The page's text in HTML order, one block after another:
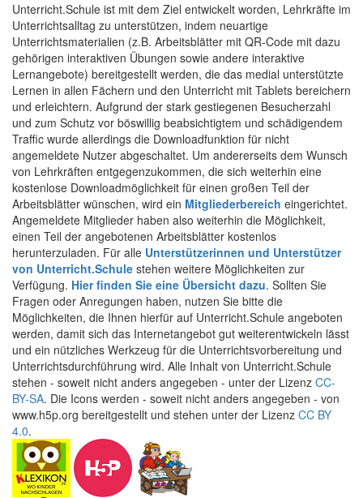
Unterricht.Schule ist mit dem Ziel entwickelt worden, Lehrkräfte im
Unterrichtsalltag zu unterstützen, indem neuartige
Unterrichtsmaterialien (z.B. Arbeitsblätter mit QR-Code mit dazu
gehörigen interaktiven Übungen sowie andere interaktive
Lernangebote) bereitgestellt werden, die das medial unterstützte
Lernen in allen Fächern und den Unterricht mit Tablets bereichern
und erleichtern. Aufgrund der stark gestiegenen Besucherzahl
und zum Schutz vor böswillig beabsichtigtem und schädigendem
Traffic wurde allerdings die Downloadfunktion für nicht
angemeldete Nutzer abgeschaltet. Um andererseits dem Wunsch
von Lehrkräften entgegenzukommen, die sich weiterhin eine
kostenlose Downloadmöglichkeit für einen großen Teil der
Arbeitsblätter wünschen, wird ein Mitgliederbereich eingerichtet.
Angemeldete Mitglieder haben also weiterhin die Möglichkeit,
einen Teil der angebotenen Arbeitsblätter kostenlos
herunterzuladen. Für alle Unterstützerinnen und Unterstützer
von Unterricht.Schule stehen weitere Möglichkeiten zur
Verfügung. Hier finden Sie eine Übersicht dazu. Sollten Sie
Fragen oder Anregungen haben, nutzen Sie bitte die
Möglichkeiten, die Ihnen hierfür auf Unterricht.Schule angeboten
werden, damit sich das Internetangebot gut weiterentwickeln lässt
und ein nützliches Werkzeug für die Unterrichtsvorbereitung und
Unterrichtsdurchführung wird. Alle Inhalt von Unterricht.Schule
stehen - soweit nicht anders angegeben - unter der Lizenz CC-
BY-SA. Die Icons werden - soweit nicht anders angegeben - von
www.h5p.org bereitgestellt und stehen unter der Lizenz CC BY
4.0.